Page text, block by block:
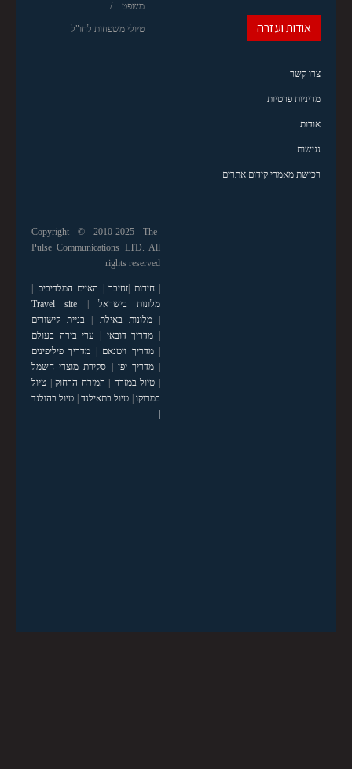
משפט
טיולי משפחות לחו"ל אודות ועזרה
צרו קשר
מדיניות פרטיות
אודות
נגישות
רכישת מאמרי קידום אתרים
Copyright © 2010-2025 The-
Pulse Communications LTD. All
rights reserved
|חידות זנזיבר האיים המלדיבים
מלונות בישראל
Travel site
|מלונות באילת
בניית קישורים
מדריך דובאי
ערי בירה בעולם
|מדריך ויטנאם
מדריך פיליפינים
|מדריך יפן
סקירת מוצרי חשמל
טיול במזרח המזרח הרחוק| טיול
במרוקו| טיול בתאילנד| טיול בהולנד